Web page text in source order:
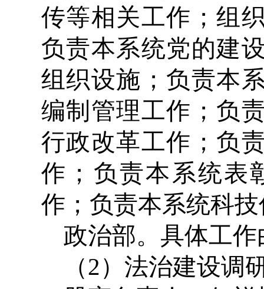
传等相关工作；组
负责本系统党的建
组织设施；负责本
编制管理工作；负
行政改革工作；负
作；负责本系统表
作；负责本系统科
政治部。具体工
（2）法治建设调